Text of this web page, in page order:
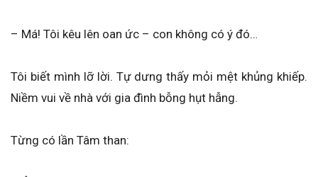
– Má! Tôi kêu lên oan ức – con không có ý đó…
Tôi biết mình lỡ lời. Tự dưng thấy mỏi mệt khủng khiếp.
Niềm vui về nhà với gia đình bỗng hụt hẫng.
Từng có lần Tâm than: